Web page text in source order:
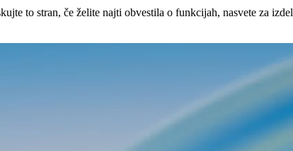
to stran, če želite najti obvestila o funkcijah, nasvete za